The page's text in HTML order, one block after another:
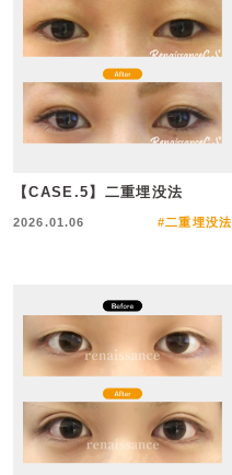
【CASE.5】二重埋没法
2026.01.06 #二重埋没法